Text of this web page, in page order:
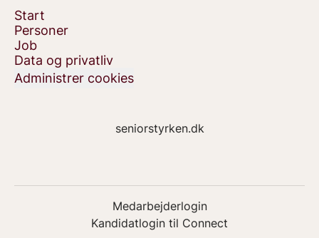
Start
Personer
Job
Data og privatliv
Administrer cookies
seniorstyrken.dk
Medarbejderlogin
Kandidatlogin til Connect